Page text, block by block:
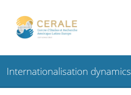
Internationalisation dynamics